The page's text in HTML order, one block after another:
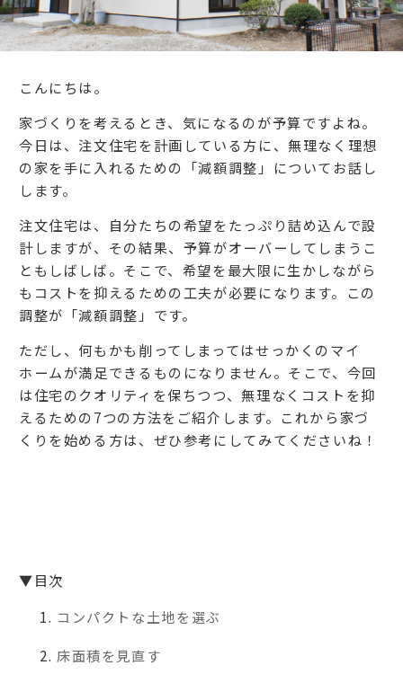
こんにちは。
家づくりを考えるとき、気になるのが予算ですよね。
今日は、注文住宅を計画している方に、無理なく理想
の家を手に入れるための「減額調整」についてお話し
します。
注文住宅は、自分たちの希望をたっぷり詰め込んで設
計しますが、その結果、予算がオーバーしてしまうこ
ともしばしば。そこで、希望を最大限に生かしながら
もコストを抑えるための工夫が必要になります。この
調整が「減額調整」です。
ただし、何もかも削ってしまってはせっかくのマイ
ホームが満足できるものになりません。そこで、今回
は住宅のクオリティを保ちつつ、無理なくコストを抑
えるための7つの方法をご紹介します。これから家づ
くりを始める方は、ぜひ参考にしてみてくださいね！
▼目次
コンパクトな土地を選ぶ
床面積を見直す